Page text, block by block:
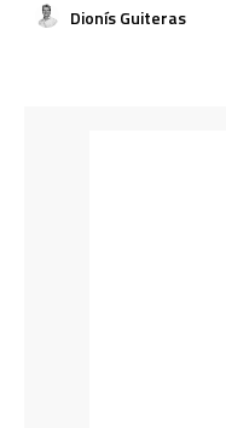
Dionís Guiteras